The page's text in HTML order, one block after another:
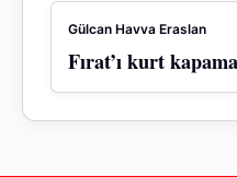
Gülcan Havva Eraslan
Fırat’ı kurt